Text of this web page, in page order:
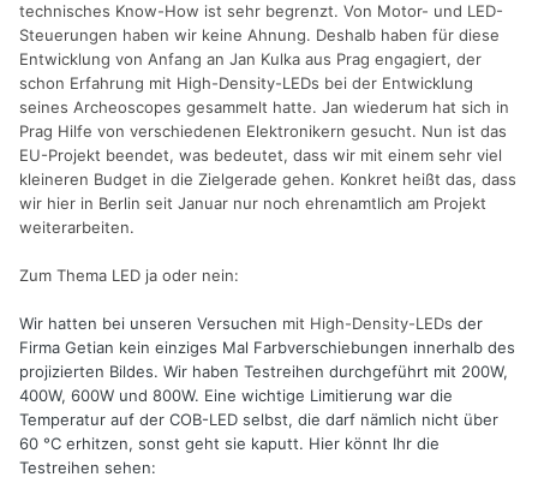
technisches Know-How ist sehr begrenzt. Von Motor- und LED-
Steuerungen haben wir keine Ahnung. Deshalb haben für diese
Entwicklung von Anfang an Jan Kulka aus Prag engagiert, der
schon Erfahrung mit High-Density-LEDs bei der Entwicklung
seines Archeoscopes gesammelt hatte. Jan wiederum hat sich in
Prag Hilfe von verschiedenen Elektronikern gesucht. Nun ist das
EU-Projekt beendet, was bedeutet, dass wir mit einem sehr viel
kleineren Budget in die Zielgerade gehen. Konkret heißt das, dass
wir hier in Berlin seit Januar nur noch ehrenamtlich am Projekt
weiterarbeiten.
Zum Thema LED ja oder nein:
Wir hatten bei unseren Versuchen mit High-Density-LEDs der
Firma Getian kein einziges Mal Farbverschiebungen innerhalb des
projizierten Bildes. Wir haben Testreihen durchgeführt mit 200W,
400W, 600W und 800W. Eine wichtige Limitierung war die
Temperatur auf der COB-LED selbst, die darf nämlich nicht über
60 °C erhitzen, sonst geht sie kaputt. Hier könnt Ihr die
Testreihen sehen: